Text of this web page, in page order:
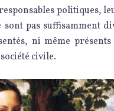
politiques,
pas suffisamment
ni même
civile.